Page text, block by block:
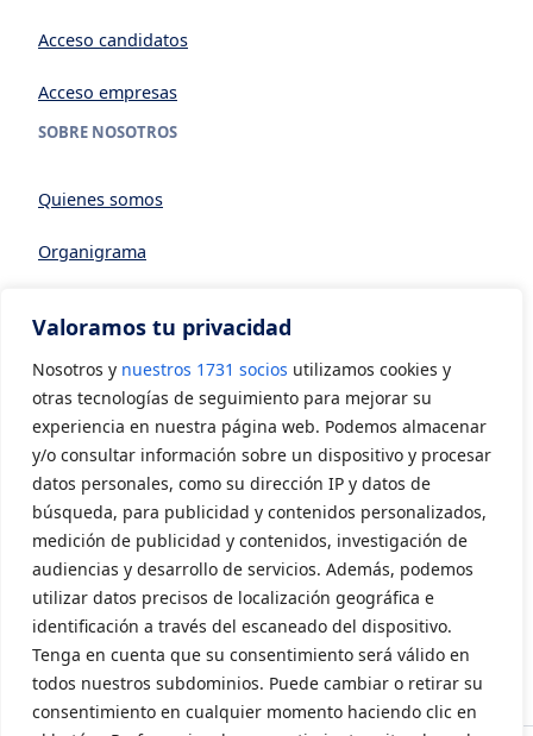
Valoramos tu privacidad
Nosotros y nuestros 1731 socios utilizamos cookies y
otras tecnologías de seguimiento para mejorar su
experiencia en nuestra página web. Podemos almacenar
y/o consultar información sobre un dispositivo y procesar
datos personales, como su dirección IP y datos de
búsqueda, para publicidad y contenidos personalizados,
medición de publicidad y contenidos, investigación de
audiencias y desarrollo de servicios. Además, podemos
utilizar datos precisos de localización geográfica e
identificación a través del escaneado del dispositivo.
Tenga en cuenta que su consentimiento será válido en
todos nuestros subdominios. Puede cambiar o retirar su
consentimiento en cualquier momento haciendo clic en
Acceso candidatos
Acceso empresas
SOBRE NOSOTROS
Quienes somos
Organigrama
Asociarse a AVIA
CONTACTO
Contacto
LEGAL
Aviso Legal
Política de privacidad
Política de cookies